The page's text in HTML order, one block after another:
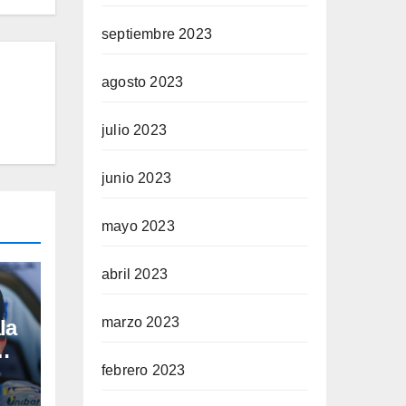
septiembre 2023
agosto 2023
julio 2023
junio 2023
mayo 2023
abril 2023
marzo 2023
febrero 2023